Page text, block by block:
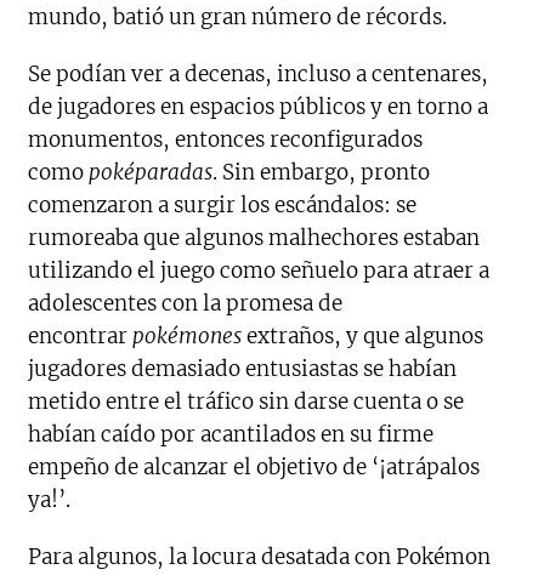
mundo, batió un gran número de récords.
Se podían ver a decenas, incluso a centenares,
de jugadores en espacios públicos y en torno a
monumentos, entonces reconfigurados
como poképaradas. Sin embargo, pronto
comenzaron a surgir los escándalos: se
rumoreaba que algunos malhechores estaban
utilizando el juego como señuelo para atraer a
adolescentes con la promesa de
encontrar pokémonesextraños, y que algunos
jugadores demasiado entusiastas se habían
metido entre el tráfico sin darse cuenta o se
habían caído por acantilados en su firme
empeño de alcanzar el objetivo de ‘¡atrápalos
ya!’.
Para algunos, la locura desatada con Pokémon